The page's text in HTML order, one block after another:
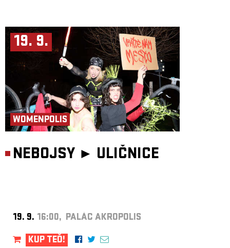
19. 9.
WOMENPOLIS
NEBOJSY ► ULIČNICE
19. 9. 16:00, PALÁC AKROPOLIS
KUP TEĎ!